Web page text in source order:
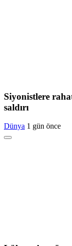
Siyonistlere
saldırı
Dünya 1 gün önce